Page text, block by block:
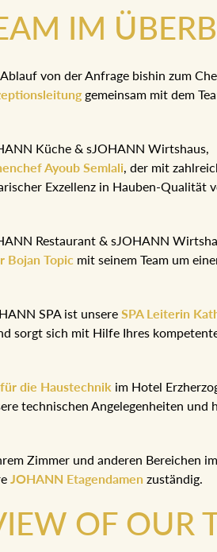
IM
von der Anfrage bishin zum
gemeinsam mit dem
Küche & sJOHANN Wirtshaus,
Ayoub Semlali, der mit
Exzellenz in Hauben-Qualität
Restaurant & sJOHANN
Bojan Topic mit seinem Team um
SPA ist unsere SPA Leiterin
sorgt sich mit Hilfe Ihres
die Haustechnik im Hotel
technischen Angelegenheiten und
Zimmer und anderen Bereichen
JOHANN Etagendamen zuständig.
OF OUR